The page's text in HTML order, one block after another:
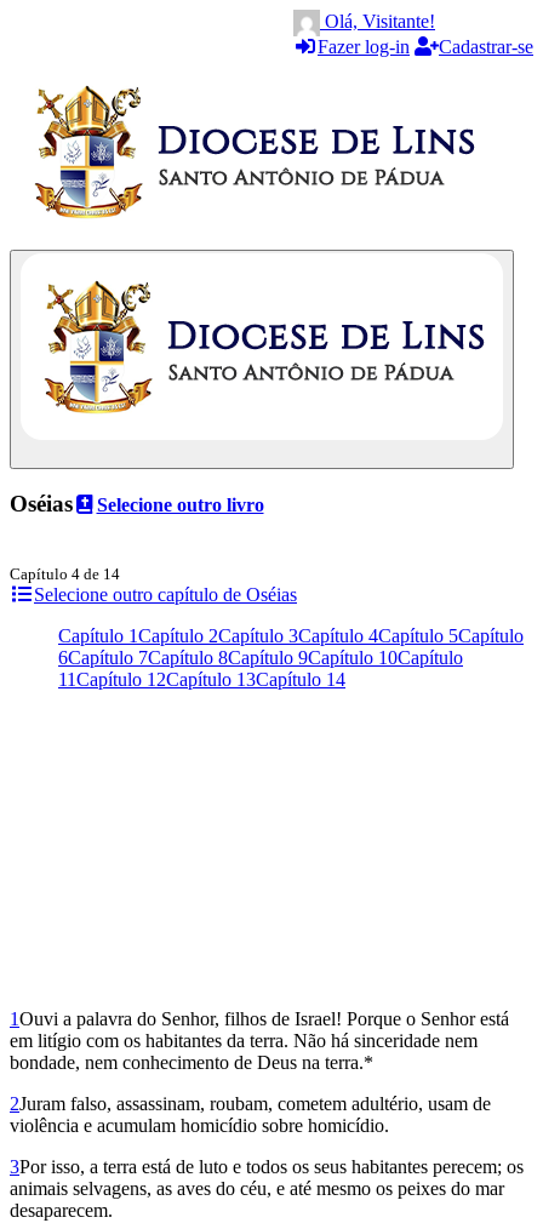
Olá, Visitante!
Fazer log-in
Cadastrar-se
Oséias Selecione outro livro
Capítulo 4 de 14
Selecione outro capítulo de Oséias
Capítulo 1Capítulo 2Capítulo 3Capítulo 4Capítulo 5Capítulo
6Capítulo 7Capítulo 8Capítulo 9Capítulo 10Capítulo
11Capítulo 12Capítulo 13Capítulo 14
1Ouvi a palavra do Senhor, filhos de Israel! Porque o Senhor está
em litígio com os habitantes da terra. Não há sinceridade nem
bondade, nem conhecimento de Deus na terra.*
2Juram falso, assassinam, roubam, cometem adultério, usam de
violência e acumulam homicídio sobre homicídio.
3Por isso, a terra está de luto e todos os seus habitantes perecem; os
animais selvagens, as aves do céu, e até mesmo os peixes do mar
desaparecem.